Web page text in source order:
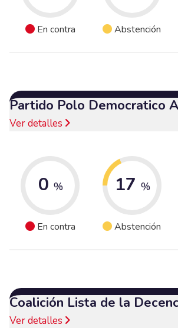
En contra Abstención
Partido Polo Democratico
Ver detalles
0 %
En contra
17 %
Abstención
Coalición Lista de la
Ver detalles